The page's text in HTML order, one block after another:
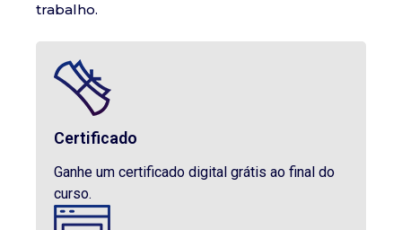
trabalho.
Certificado
Ganhe um certificado digital grátis ao final do
curso.